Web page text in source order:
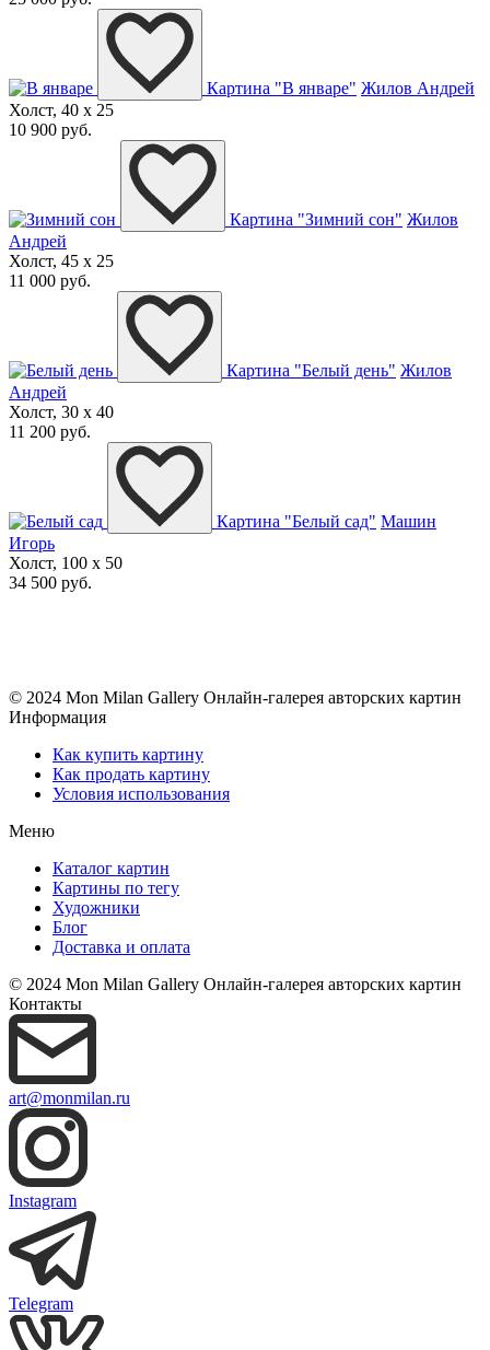
Картина "В январе" Жилов Андрей
Холст, 40 x 25
10 900 руб.
Картина "Зимний сон" Жилов
Андрей
Холст, 45 x 25
11 000 руб.
Картина "Белый день" Жилов
Андрей
Холст, 30 x 40
11 200 руб.
Картина "Белый сад" Машин
Игорь
Холст, 100 x 50
34 500 руб.
© 2024 Mon Milan Gallery Онлайн-галерея авторских картин
Информация
Как купить картину
Как продать картину
Условия использования
Меню
Каталог картин
Картины по тегу
Художники
Блог
Доставка и оплата
© 2024 Mon Milan Gallery Онлайн-галерея авторских картин
Контакты
art@monmilan.ru
Instagram
Telegram